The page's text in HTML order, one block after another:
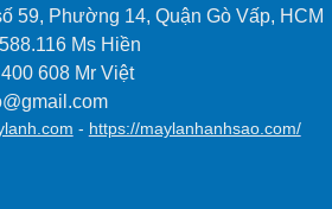
59, Phường 14, Quận Gò Vấp, HCM
Ms Hiền
608 Mr Việt
- https://maylanhanhsao.com/